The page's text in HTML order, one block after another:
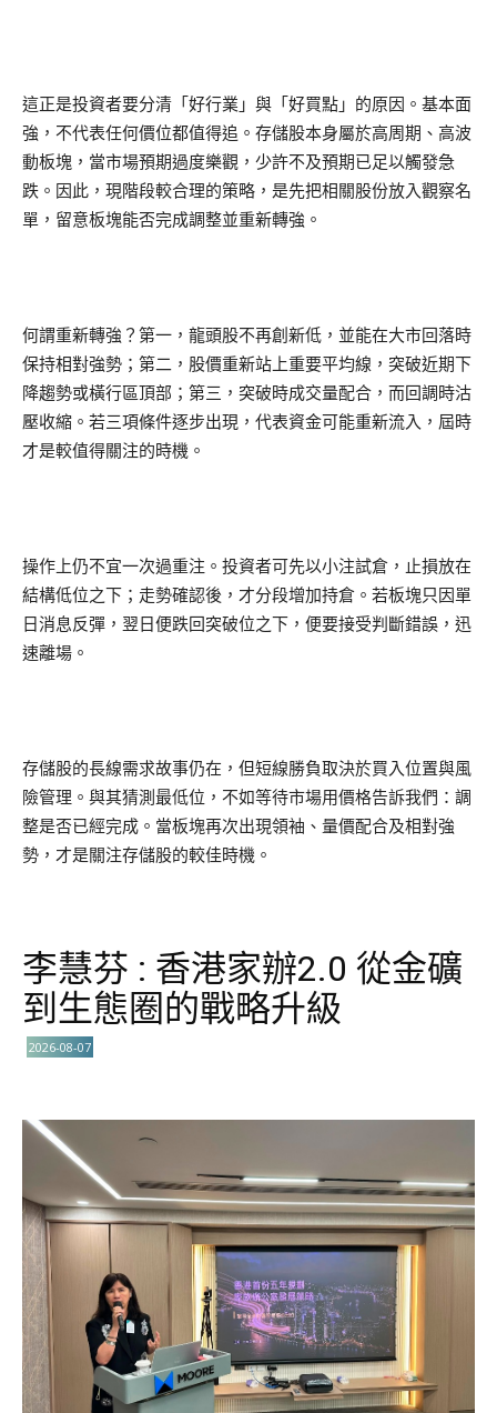
這正是投資者要分清「好行業」與「好買點」的原因。基本面
強，不代表任何價位都值得追。存儲股本身屬於高周期、高波
動板塊，當市場預期過度樂觀，少許不及預期已足以觸發急
跌。因此，現階段較合理的策略，是先把相關股份放入觀察名
單，留意板塊能否完成調整並重新轉強。
何謂重新轉強？第一，龍頭股不再創新低，並能在大市回落時
保持相對強勢；第二，股價重新站上重要平均線，突破近期下
降趨勢或橫行區頂部；第三，突破時成交量配合，而回調時沽
壓收縮。若三項條件逐步出現，代表資金可能重新流入，屆時
才是較值得關注的時機。
操作上仍不宜一次過重注。投資者可先以小注試倉，止損放在
結構低位之下；走勢確認後，才分段增加持倉。若板塊只因單
日消息反彈，翌日便跌回突破位之下，便要接受判斷錯誤，迅
速離場。
存儲股的長線需求故事仍在，但短線勝負取決於買入位置與風
險管理。與其猜測最低位，不如等待市場用價格告訴我們：調
整是否已經完成。當板塊再次出現領袖、量價配合及相對強
勢，才是關注存儲股的較佳時機。
李慧芬 : 香港家辦2.0 從金礦
到生態圈的戰略升級
2026-08-07